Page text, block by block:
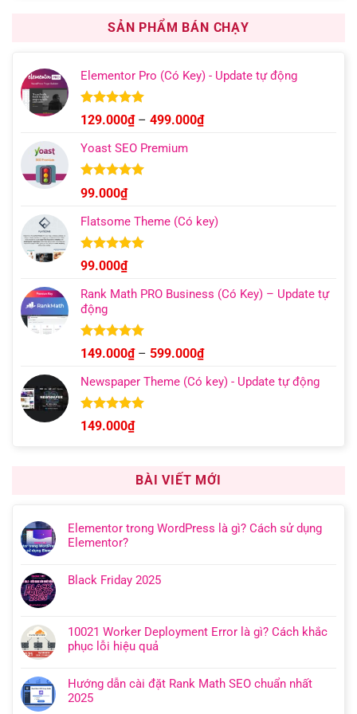
1.000.000₫.
là:
499.000₫.
SẢN PHẨM BÁN CHẠY
Elementor Pro (Có Key) - Update tự động
Được xếp
hạng 4.93
5 sao
129.000₫ – 499.000₫Khoảng
Yoast SEO Premium
Được xếp
hạng4.96
5 sao
99.000₫
Flatsome Theme (Có key)
Được xếp
hạng4.95
5 sao
99.000₫
Rank Math PRO Business (Có Key) – Update tự
động
Được xếp
hạng 5.00
5 sao
149.000₫ – 599.000₫Khoảng
từ
Newspaper Theme (Có key) - Update tự động
Được xếp
hạng 4.92
149.000₫
BÀI VIẾT MỚI
Elementor trong WordPress là gì? Cách sử dụng
Elementor?
Black Friday 2025
10021 Worker Deployment Error là gì? Cách khắc
phục lỗi hiệu quả
Hướng dẫn cài đặt Rank Math SEO chuẩn nhất
2025